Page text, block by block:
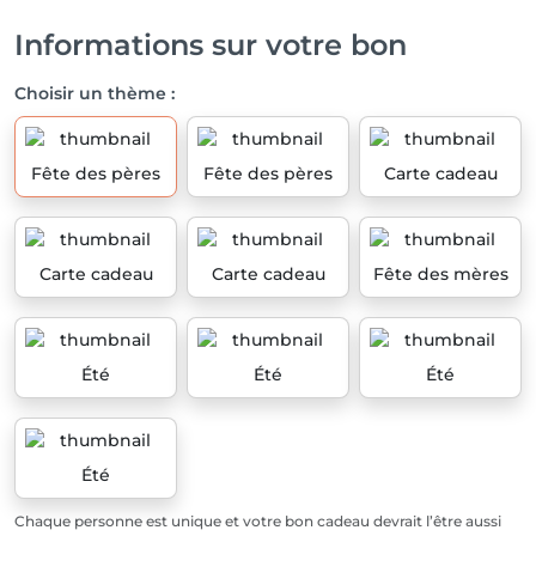
Informations sur votre bon
Choisir un thème :
Fête des pères Fête des pères Carte cadeau
Carte cadeau Carte cadeau Fête des mères
Été Été Été
Été
Chaque personne est unique et votre bon cadeau devrait l’être aussi